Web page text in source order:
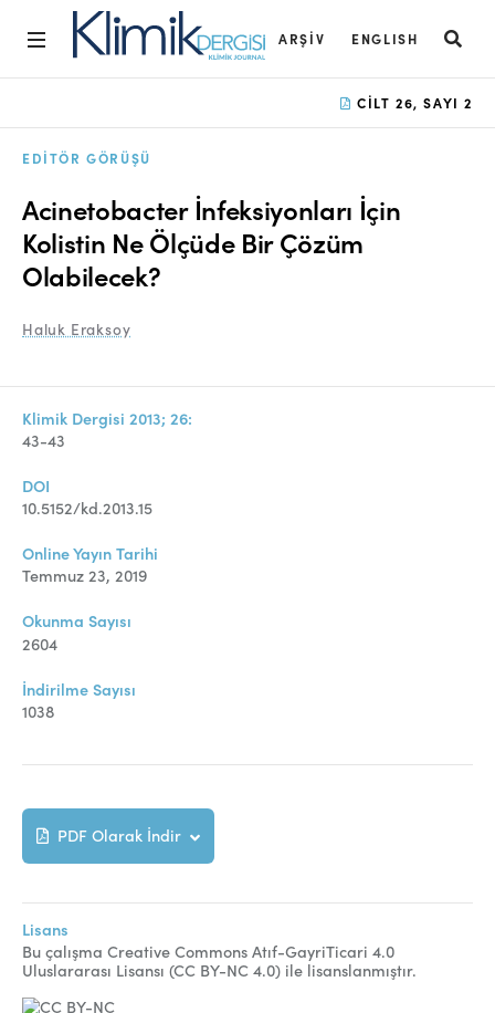
ARŞIV ENGLISH
Arşiv
Açık Erişim İlkesi
Yayın Kurulu
Etik İlkeler
Danışmanlık Süreci
Yazarlara Bilgi
Online Makale Gönderimi
Dizinler
Telif Hakları
İletişim
CILT 26, SAYI 2
EDITÖR GÖRÜŞÜ
Acinetobacter İnfeksiyonları İçin
Kolistin Ne Ölçüde Bir Çözüm
Olabilecek?
Haluk Eraksoy
Klimik Dergisi 2013; 26:
43-43
DOI
10.5152/kd.2013.15
Online Yayın Tarihi
Temmuz 23, 2019
Okunma Sayısı
2604
İndirilme Sayısı
1038
PDF Olarak İndir
Lisans
Bu çalışma Creative Commons Atıf-GayriTicari 4.0
Uluslararası Lisansı (CC BY-NC 4.0) ile lisanslanmıştır.